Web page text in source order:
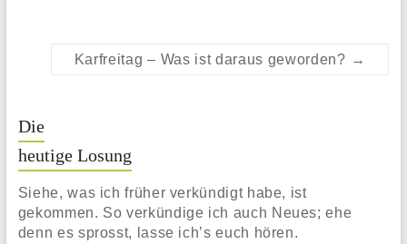
Karfreitag – Was ist daraus geworden? →
Die
heutige Losung
Siehe, was ich früher verkündigt habe, ist
gekommen. So verkündige ich auch Neues; ehe
denn es sprosst, lasse ich’s euch hören.